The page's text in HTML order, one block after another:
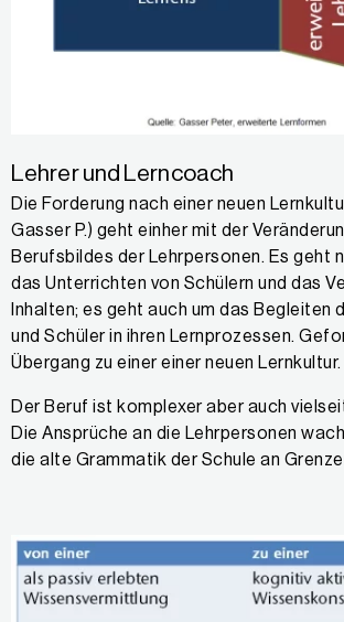
Lehrer und Lerncoach
Die Forderung nach einer neuen
Gasser P.) geht einher mit der
Berufsbildes der Lehrpersonen. Es geht
das Unterrichten von Schülern und das
Inhalten; es geht auch um das Begleiten
und Schüler in ihren Lernprozessen.
Übergang zu einer einer neuen Lernkultur.
Der Beruf ist komplexer aber auch
Die Ansprüche an die Lehrpersonen
die alte Grammatik der Schule an